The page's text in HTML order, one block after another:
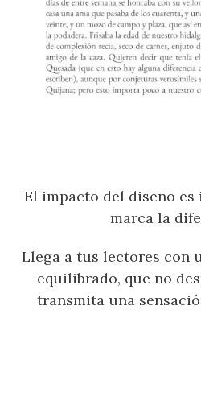
El impacto del diseño
marca la
Llega a tus lectores con
equilibrado, que no
transmita una